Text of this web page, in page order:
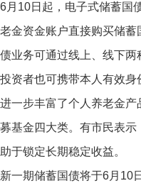
月10日起，电子式储蓄国
金资金账户直接购买储
业务可通过线上、线下
资者也可携带本人有效
一步丰富了个人养老金
基金四大类。有市民表
于锁定长期稳定收益。
一期储蓄国债将于6月10